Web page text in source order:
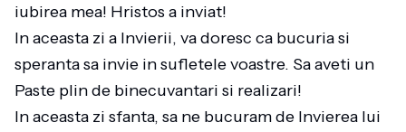
iubirea mea! Hristos a inviat!
In aceasta zi a Invierii, va doresc ca bucuria si
speranta sa invie in sufletele voastre. Sa aveti un
Paste plin de binecuvantari si realizari!
In aceasta zi sfanta, sa ne bucuram de Invierea lui